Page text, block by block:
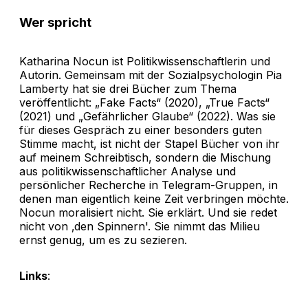
Wer spricht
Katharina Nocun ist Politikwissenschaftlerin und
Autorin. Gemeinsam mit der Sozialpsychologin Pia
Lamberty hat sie drei Bücher zum Thema
veröffentlicht: „Fake Facts“ (2020), „True Facts“
(2021) und „Gefährlicher Glaube“ (2022). Was sie
für dieses Gespräch zu einer besonders guten
Stimme macht, ist nicht der Stapel Bücher von ihr
auf meinem Schreibtisch, sondern die Mischung
aus politikwissenschaftlicher Analyse und
persönlicher Recherche in Telegram-Gruppen, in
denen man eigentlich keine Zeit verbringen möchte.
Nocun moralisiert nicht. Sie erklärt. Und sie redet
nicht von ‚den Spinnern'. Sie nimmt das Milieu
ernst genug, um es zu sezieren.
Links: